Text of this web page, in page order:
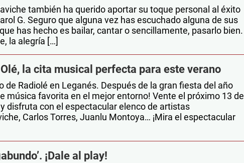
también ha querido aportar su toque personal al éxito
G. Seguro que alguna vez has escuchado alguna de sus
has hecho es bailar, cantar o sencillamente, pasarlo bien.
la alegría […]
la cita musical perfecta para este verano
de Radiolé en Leganés. Después de la gran fiesta del año
música favorita en el mejor entorno! Vente el próximo 13 de
disfruta con el espectacular elenco de artistas
Carlos Torres, Juanlu Montoya… ¡Mira el espectacular
¡Dale al play!